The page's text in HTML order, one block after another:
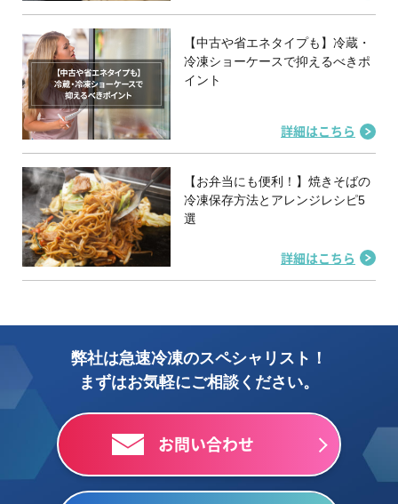
【中古や省エネタイプも】冷蔵・
冷凍ショーケースで抑えるべきポ
イント
詳細はこちら
【お弁当にも便利！】焼きそばの
冷凍保存方法とアレンジレシピ5
選
詳細はこちら
弊社は急速冷凍のスペシャリスト！
まずはお気軽にご相談ください。
お問い合わせ